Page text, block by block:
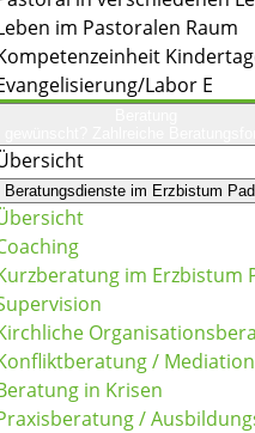
im Pastoralen Raum
Labor E
Beratungsdienste im Erzbistum
im Erzbistum
/ Mediation
in Krisen
/